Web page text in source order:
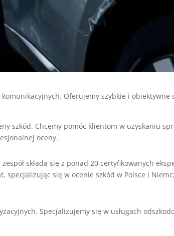
Oferujemy szybkie i obiektywne
szkód. Chcemy pomóc klientom w uzyskaniu
oceny.
składa się z ponad 20 certyfikowanych
specjalizując się w ocenie szkód w Polsce i
Specjalizujemy się w usługach